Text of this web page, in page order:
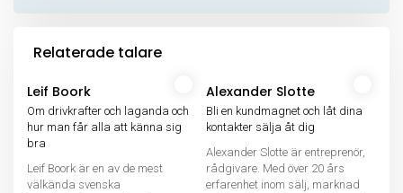
Relaterade talare
Leif Boork
Om drivkrafter och laganda och
hur man får alla att känna sig
bra
Leif Boork är en av de mest
välkända svenska
Alexander Slotte
Bli en kundmagnet och låt dina
kontakter sälja åt dig
Alexander Slotte är entreprenör,
rådgivare. Med över 20 års
erfarenhet inom sälj, marknad